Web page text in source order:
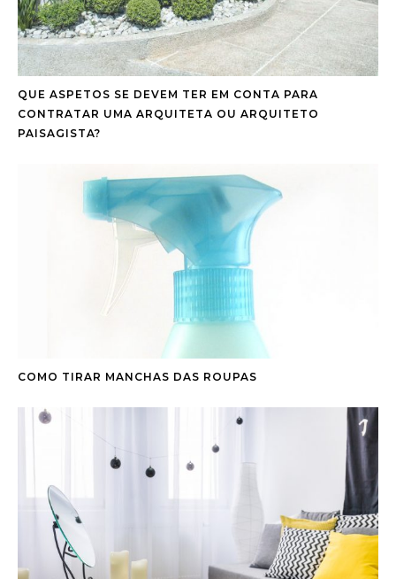
QUE ASPETOS SE DEVEM TER EM CONTA PARA
CONTRATAR UMA ARQUITETA OU ARQUITETO
PAISAGISTA?
COMO TIRAR MANCHAS DAS ROUPAS